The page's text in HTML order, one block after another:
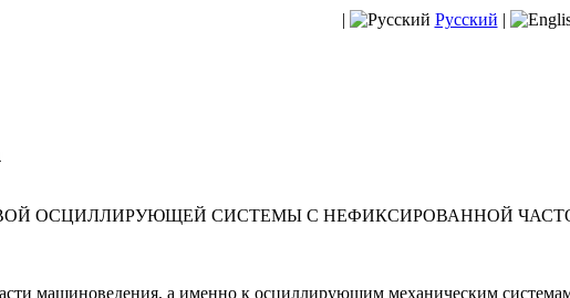
| Русский |
ОСЦИЛЛИРУЮЩЕЙ СИСТЕМЫ С НЕФИКСИРОВАННОЙ
машиноведения, а именно к осциллирующим механическим